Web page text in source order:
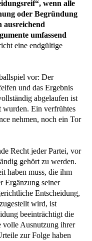
wenn alle
oder Begründung
ausreichend
umfassend
eine endgültige
vor: Der
und das Ergebnis
abgelaufen ist
wurden. Ein verfrühtes
nehmen, noch ein Tor
Recht jeder Partei, vor
gehört zu werden.
haben muss, die ihm
Ergänzung seiner
Entscheidung,
wird, ist
beeinträchtigt die
volle Ausnutzung ihrer
zur Folge haben